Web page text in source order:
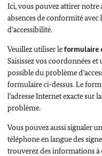
Ici, vous pouvez attirer notre
absences de conformité avec
d’accessibilité.
Veuillez utiliser leformulaire
Saisissez vos coordonnées
possible du problème
formulaire ci-dessus. Le
l’adresse Internet exacte sur
problème.
Vous pouvez aussi signaler
téléphone en langue des
trouverez des informations à